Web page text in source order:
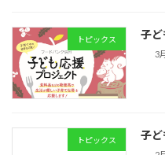
トピックス 子ど
3
トピックス 子ど